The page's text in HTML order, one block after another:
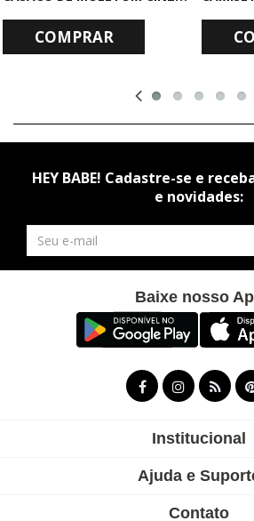
COMPRAR
HEY BABE! Cadastre-se e
e novidades:
Newsletter
Baixe nosso
Institucional
Ajuda e
Contato